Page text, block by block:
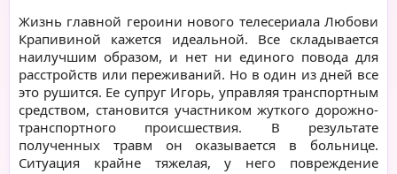
Жизнь главной героини нового телесериала Любови
Крапивиной кажется идеальной. Все складывается
наилучшим образом, и нет ни единого повода для
расстройств или переживаний. Но в один из дней все
это рушится. Ее супруг Игорь, управляя транспортным
средством, становится участником жуткого дорожно-
транспортного происшествия. В результате
полученных травм он оказывается в больнице.
Ситуация крайне тяжелая, у него повреждение